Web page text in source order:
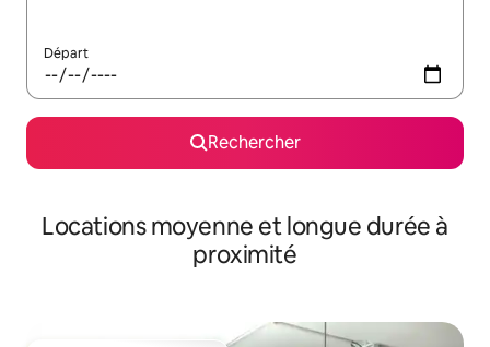
Départ
Rechercher
Locations moyenne et longue durée à
proximité